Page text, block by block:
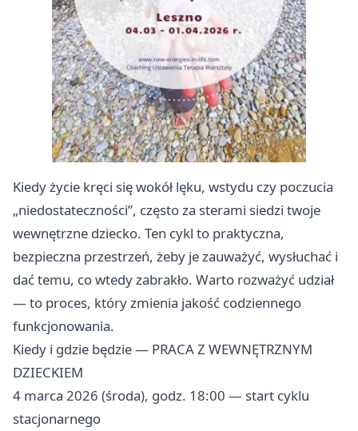
Kiedy życie kręci się wokół lęku, wstydu czy poczucia
„niedostateczności”, często za sterami siedzi twoje
wewnętrzne dziecko. Ten cykl to praktyczna,
bezpieczna przestrzeń, żeby je zauważyć, wysłuchać i
dać temu, co wtedy zabrakło. Warto rozważyć udział
— to proces, który zmienia jakość codziennego
funkcjonowania.
Kiedy i gdzie będzie — PRACA Z WEWNĘTRZNYM
DZIECKIEM
4 marca 2026 (środa), godz. 18:00 — start cyklu
stacjonarnego